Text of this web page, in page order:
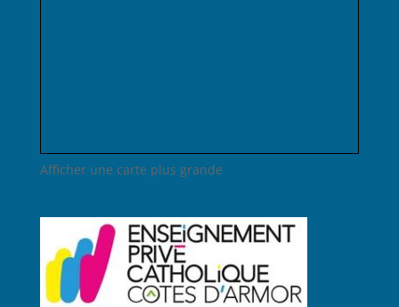
Afficher une carte plus grande